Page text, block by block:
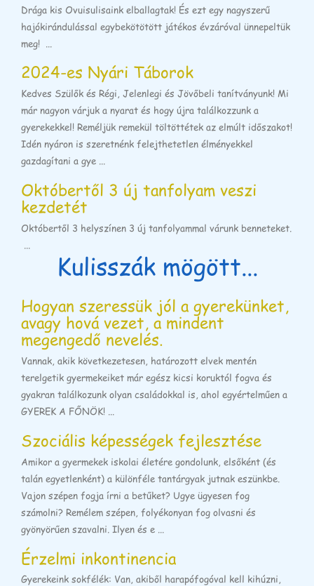
Drága kis Ovuisulisaink elballagtak! És ezt egy nagyszerű
hajókirándulással egybekötötött játékos évzáróval ünnepeltük
meg! ...
2024-es Nyári Táborok
Kedves Szülők és Régi, Jelenlegi és Jövőbeli tanítványunk! Mi
már nagyon várjuk a nyarat és hogy újra találkozzunk a
gyerekekkel! Reméljük remekül töltöttétek az elmúlt időszakot!
Idén nyáron is szeretnénk felejthetetlen élményekkel
gazdagítani a gye ...
Októbertől 3 új tanfolyam veszi
kezdetét
Októbertől 3 helyszínen 3 új tanfolyammal várunk benneteket.
Kulisszák mögött...
Hogyan szeressük jól a gyerekünket,
avagy hová vezet, a mindent
megengedő nevelés.
Vannak, akik következetesen, határozott elvek mentén
terelgetik gyermekeiket már egész kicsi koruktól fogva és
gyakran találkozunk olyan családokkal is, ahol egyértelműen a
GYEREK A FŐNÖK! ...
Szociális képességek fejlesztése
Amikor a gyermekek iskolai életére gondolunk, elsőként (és
talán egyetlenként) a különféle tantárgyak jutnak eszünkbe.
Vajon szépen fogja írni a betűket? Ugye ügyesen fog
számolni? Remélem szépen, folyékonyan fog olvasni és
gyönyörűen szavalni. Ilyen és e ...
Érzelmi inkontinencia
Gyerekeink sokfélék: Van, akiből harapófogóval kell kihúzni,